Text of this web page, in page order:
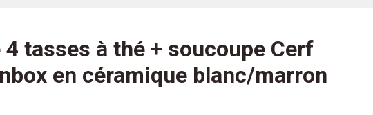
4 tasses à thé + soucoupe Cerf
en céramique blanc/marron